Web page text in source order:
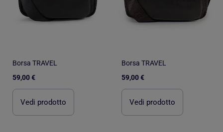
Borsa TRAVEL
59,00 €
Vedi prodotto
Borsa TRAVEL
59,00 €
Vedi prodotto